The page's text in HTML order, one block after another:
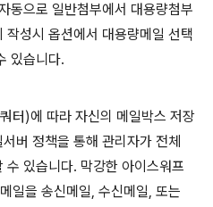
동으로 일반첨부에서 대용량첨부
성시 옵션에서 대용량메일 선택
있습니다.
터)에 따라 자신의 메일박스 저장
버 정책을 통해 관리자가 전체
있습니다. 막강한 아이스워프
일을 송신메일, 수신메일, 또는